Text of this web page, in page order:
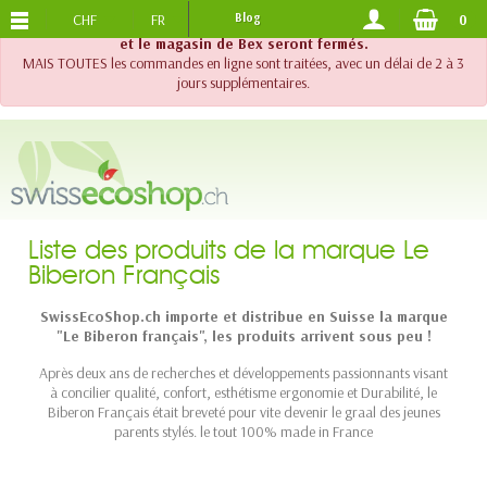
!! Important !! Jusqu'au 20 août 2026, le support téléphonique
et le magasin de Bex seront fermés.
MAIS TOUTES les commandes en ligne sont traitées, avec un délai de 2 à 3
jours supplémentaires.
PORTS OFFERTS DES 120.-
CHF FR Blog 0
Liste des produits de la marque Le
Biberon Français
SwissEcoShop.ch importe et distribue en Suisse la marque
"Le Biberon français", les produits arrivent sous peu !
Après deux ans de recherches et développements passionnants visant
à concilier qualité, confort, esthétisme ergonomie et Durabilité, le
Biberon Français était breveté pour vite devenir le graal des jeunes
parents stylés. le tout 100% made in France